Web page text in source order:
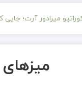
میرادور آرت؛